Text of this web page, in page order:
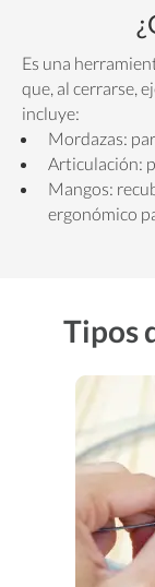
Es una
que, al cerrarse,
incluye:
Mordazas:
Articulación:
Mangos:
ergonómico
Tipos